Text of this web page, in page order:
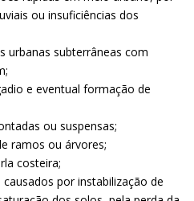
ou insuficiências dos
urbanas subterrâneas com
e eventual formação de
ou suspensas;
ramos ou árvores;
costeira;
por instabilização de